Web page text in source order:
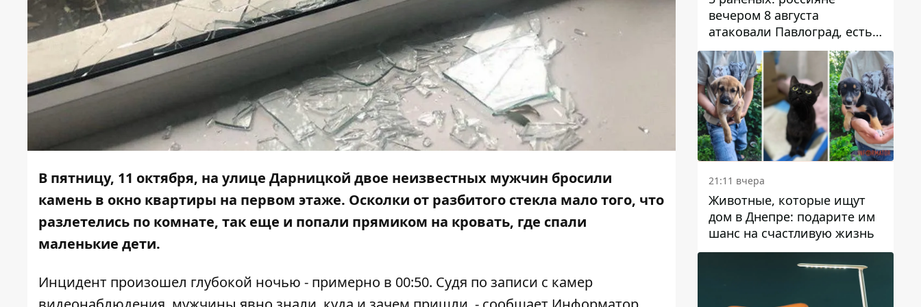
В пятницу, 11 октября, на улице Дарницкой двое неизвестных мужчин бросили
камень в окно квартиры на первом этаже. Осколки от разбитого стекла мало того, что
разлетелись по комнате, так еще и попали прямиком на кровать, где спали
маленькие дети.
Инцидент произошел глубокой ночью - примерно в 00:50. Судя по записи с камер
вечером 8 августа
атаковали Павлоград, есть
возгорание
21:11 вчера
Животные, которые ищут
дом в Днепре: подарите им
шанс на счастливую жизнь